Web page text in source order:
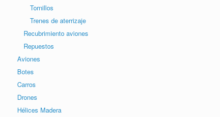
Tornillos
Trenes de aterrizaje
Recubrimiento aviones
Repuestos
Aviones
Botes
Carros
Drones
Hélices Madera